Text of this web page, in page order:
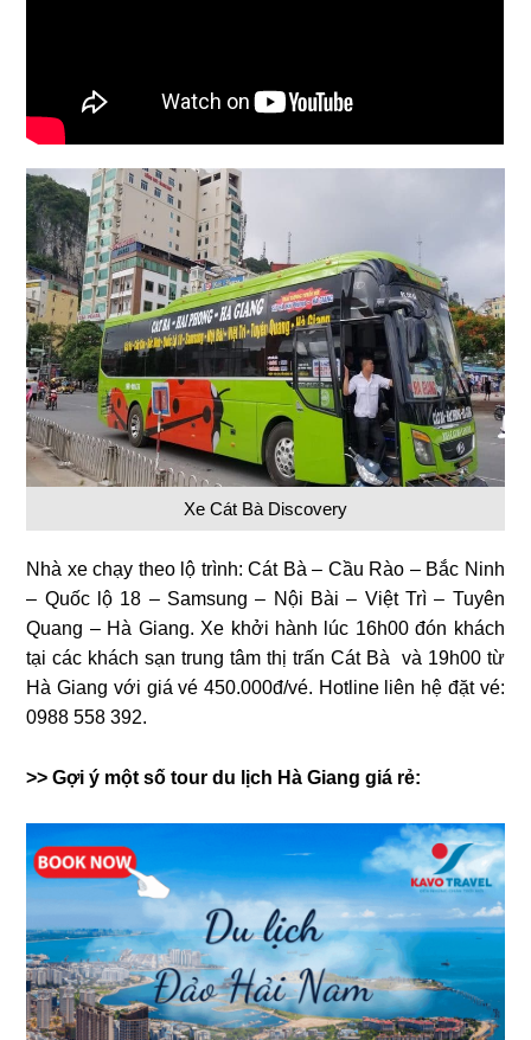
Xe Cát Bà Discovery
Nhà xe chạy theo lộ trình: Cát Bà – Cầu Rào – Bắc Ninh
– Quốc lộ 18 – Samsung – Nội Bài – Việt Trì – Tuyên
Quang – Hà Giang. Xe khởi hành lúc 16h00 đón khách
tại các khách sạn trung tâm thị trấn Cát Bà và 19h00 từ
Hà Giang với giá vé 450.000đ/vé. Hotline liên hệ đặt vé:
0988 558 392.
>> Gợi ý một số tour du lịch Hà Giang giá rẻ: